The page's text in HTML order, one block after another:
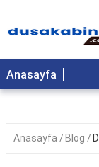
Anasayfa
Anasayfa Blog